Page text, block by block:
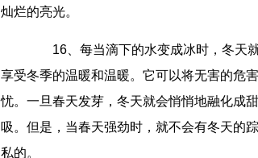
灿烂的亮光。
16、每当滴下的水变成冰时，冬天就
享受冬季的温暖和温暖。它可以将无害的危
忧。一旦春天发芽，冬天就会悄悄地融化成
吸。但是，当春天强劲时，就不会有冬天的
私的。